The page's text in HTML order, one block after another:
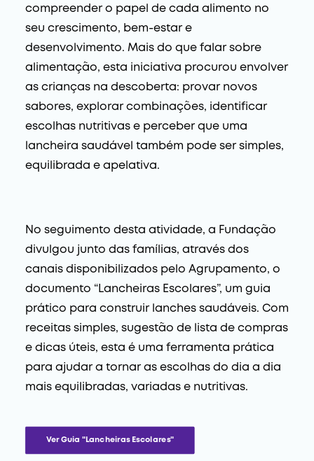
compreender o papel de cada alimento no
seu crescimento, bem-estar e
desenvolvimento. Mais do que falar sobre
alimentação, esta iniciativa procurou envolver
as crianças na descoberta: provar novos
sabores, explorar combinações, identificar
escolhas nutritivas e perceber que uma
lancheira saudável também pode ser simples,
equilibrada e apelativa.
No seguimento desta atividade, a Fundação
divulgou junto das famílias, através dos
canais disponibilizados pelo Agrupamento, o
documento “Lancheiras Escolares”, um guia
prático para construir lanches saudáveis. Com
receitas simples, sugestão de lista de compras
e dicas úteis, esta é uma ferramenta prática
para ajudar a tornar as escolhas do dia a dia
mais equilibradas, variadas e nutritivas.
Ver Guia "Lancheiras Escolares"